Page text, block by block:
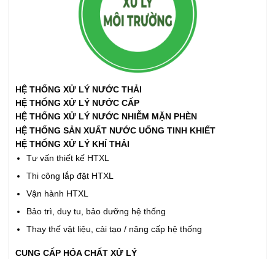
HỆ THỐNG XỬ LÝ NƯỚC THẢI
HỆ THỐNG XỬ LÝ NƯỚC CẤP
HỆ THỐNG XỬ LÝ NƯỚC NHIỄM MẶN PHÈN
HỆ THỐNG SẢN XUẤT NƯỚC UỐNG TINH KHIẾT
HỆ THỐNG XỬ LÝ KHÍ THẢI
Tư vấn thiết kế HTXL
Thi công lắp đặt HTXL
Vận hành HTXL
Bảo trì, duy tu, bảo dưỡng hệ thống
Thay thế vật liệu, cải tạo / nâng cấp hệ thống
CUNG CẤP HÓA CHẤT XỬ LÝ